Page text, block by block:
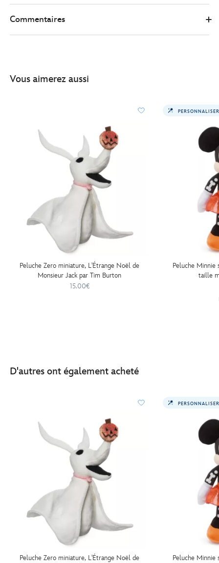
etrange-
noel-
par-
http://schema.org/InStock
Commentaires
Vous aimerez aussi
Peluche Zero miniature, L'Étrange Noël de
Monsieur Jack par Tim Burton
15.00€
Peluche Minnie
taille
D'autres ont également acheté
Peluche Zero miniature, L'Étrange Noël de
Peluche Minnie